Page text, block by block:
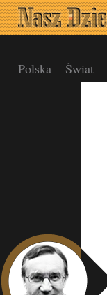
Polska Świat